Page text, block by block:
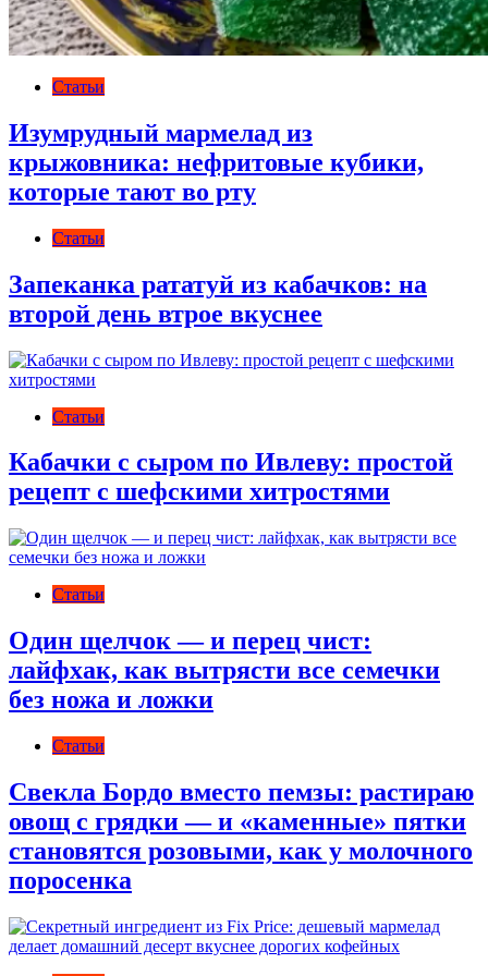
Статьи
Изумрудный мармелад из
крыжовника: нефритовые кубики,
которые тают во рту
Статьи
Запеканка рататуй из кабачков: на
второй день втрое вкуснее
Статьи
Кабачки с сыром по Ивлеву: простой
рецепт с шефскими хитростями
Статьи
Один щелчок — и перец чист:
лайфхак, как вытрясти все семечки
без ножа и ложки
Статьи
Свекла Бордо вместо пемзы: растираю
овощ с грядки — и «каменные» пятки
становятся розовыми, как у молочного
поросенка